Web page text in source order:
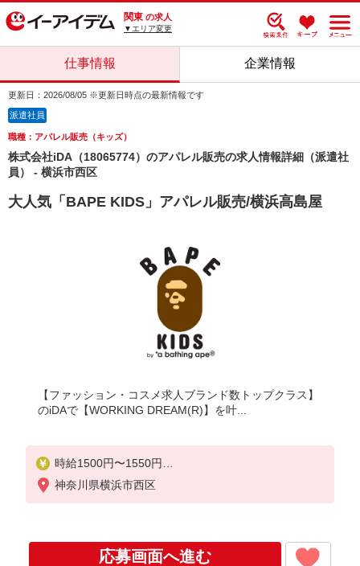
関東 の求人
▼エリア変更
仕事情報 企業情報
更新日：2026/08/05 ※更新日時点の最新情報です
派遣社員
職種：アパレル販売（キッズ）
株式会社iDA（18065774）のアパレル販売の求人情報詳細（派遣社
員） - 横浜市西区
大人気「BAPE KIDS」アパレル販売/横浜高島屋
【ファッション・コスメ求人ブランド数トップクラス】
のiDAで【WORKING DREAM(R)】を叶...
時給1500円〜1550円
ご経験・スキルにより考慮致します
神奈川県横浜市西区
応募画面へ進む